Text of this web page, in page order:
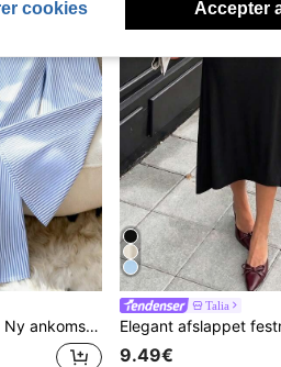
linned blå & hvide stribede bukser, højtaljede slankende lige ben løse afslappede bukser til kvinder
Talia
9.49€
cookies Accepter